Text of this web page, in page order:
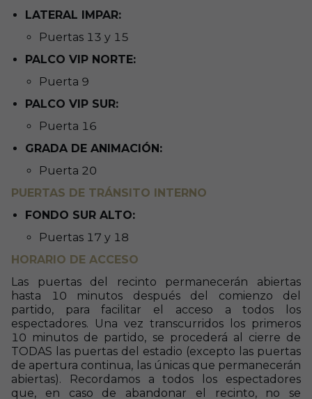
LATERAL IMPAR:
Puertas 13 y 15
PALCO VIP NORTE:
Puerta 9
PALCO VIP SUR:
Puerta 16
GRADA DE ANIMACIÓN:
Puerta 20
PUERTAS DE TRÁNSITO INTERNO
FONDO SUR ALTO:
Puertas 17 y 18
HORARIO DE ACCESO
Las puertas del recinto permanecerán abiertas
hasta 10 minutos después del comienzo del
partido, para facilitar el acceso a todos los
espectadores. Una vez transcurridos los primeros
10 minutos de partido, se procederá al cierre de
TODAS las puertas del estadio (excepto las puertas
de apertura continua, las únicas que permanecerán
abiertas). Recordamos a todos los espectadores
que, en caso de abandonar el recinto, no se